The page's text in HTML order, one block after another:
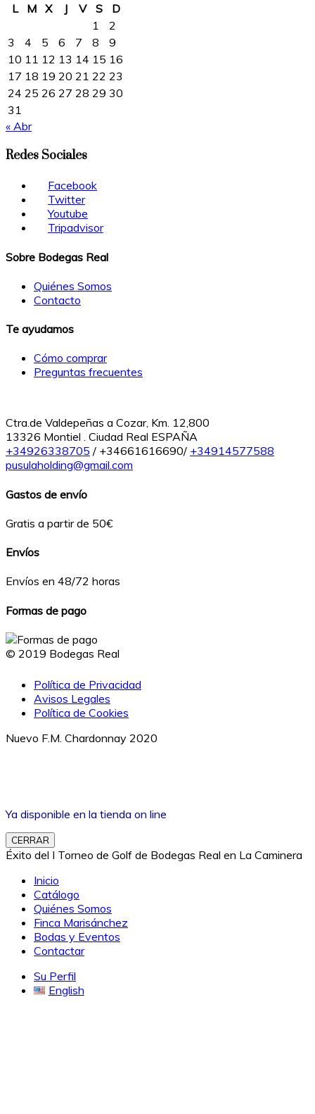
L
M X J V S
D
1
2
3
4 5 6 7 8
9
10 11 12 13 14 15 16
17 18 19 20 21 22 23
24 25 26 27 28 29 30
31
« Abr
Redes Sociales
Facebook
Twitter
Youtube
Tripadvisor
Sobre Bodegas Real
Quiénes Somos
Contacto
Te ayudamos
Cómo comprar
Preguntas frecuentes
Ctra.de Valdepeñas a Cozar, Km. 12,800
13326 Montiel . Ciudad Real ESPAÑA
+34926338705 / +34661616690/ +34914577588
pusulaholding@gmail.com
Gastos de envío
Gratis a partir de 50€
Envíos
Envíos en 48/72 horas
Formas de pago
© 2019 Bodegas Real
Política de Privacidad
Avisos Legales
Política de Cookies
Nuevo F.M. Chardonnay 2020
Ya disponible en la tienda on line
CERRAR
Éxito del I Torneo de Golf de Bodegas Real en La Caminera
Inicio
Catálogo
Quiénes Somos
Finca Marisánchez
Bodas y Eventos
Contactar
Su Perfil
English